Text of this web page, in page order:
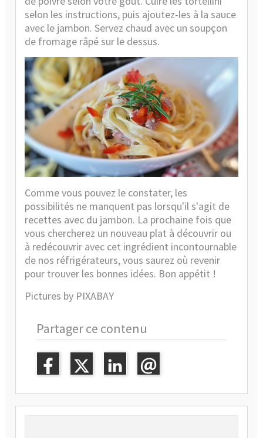
selon les instructions, puis ajoutez-les à la sauce
avec le jambon. Servez chaud avec un soupçon
de fromage râpé sur le dessus.
Comme vous pouvez le constater, les
possibilités ne manquent pas lorsqu'il s'agit de
recettes avec du jambon. La prochaine fois que
vous chercherez un nouveau plat à découvrir ou
à redécouvrir avec cet ingrédient incontournable
de nos réfrigérateurs, vous saurez où revenir
pour trouver les bonnes idées. Bon appétit !
Pictures by PIXABAY
Partager ce contenu